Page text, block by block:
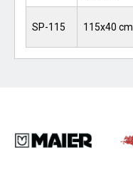
SP-115 115x40 cm